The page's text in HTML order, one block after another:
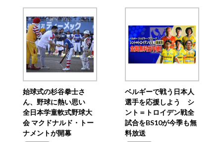
始球式の杉谷拳士さ
ん、野球に熱い思い
全日本学童軟式野球大
会 マクドナルド・トー
ナメントが開幕
ベルギーで戦う日本人
選手を応援しよう シ
ント＝トロイデン戦全
試合をBS10が今季も無
料放送